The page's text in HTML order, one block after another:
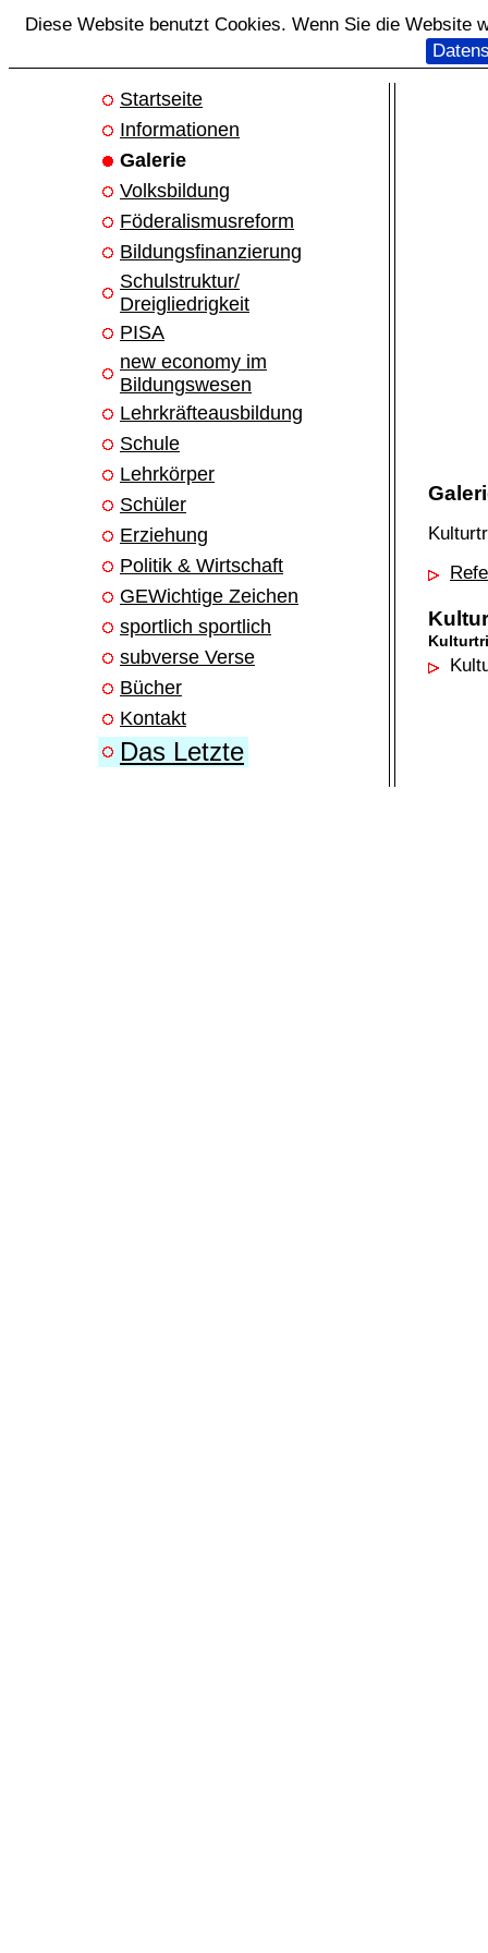
Diese Website benutzt Cookies. Wenn Sie die Website
Startseite
Informationen
Galerie
Volksbildung
Föderalismusreform
Bildungsfinanzierung
Schulstruktur/
Dreigliedrigkeit
PISA
new economy im
Bildungswesen
Lehrkräfteausbildung
Schule
Lehrkörper
Schüler
Erziehung
Politik & Wirtschaft
GEWichtige Zeichen
sportlich sportlich
subverse Verse
Bücher
Kontakt
Das Letzte